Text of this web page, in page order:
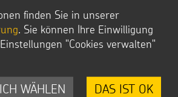
finden Sie in unserer
. Sie können Ihre Einwilligung
"Cookies verwalten"
WÄHLEN DAS IST OK